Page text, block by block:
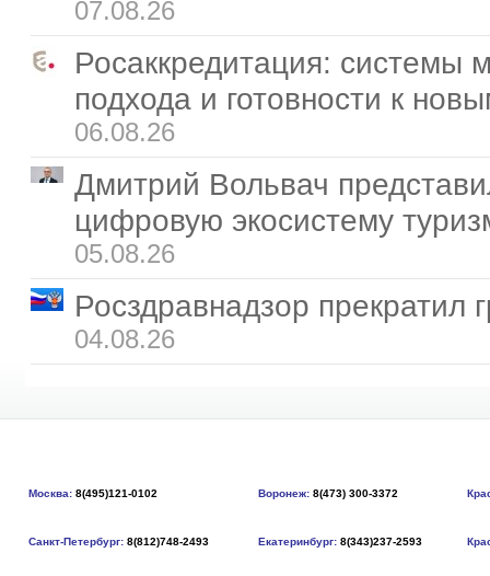
07.08.26
Росаккредитация: системы
подхода и готовности к
06.08.26
Дмитрий Вольвач
цифровую экосистему
05.08.26
Росздравнадзор прекратил
04.08.26
Москва: 8(495)121-0102 Воронеж: 8(473) 300-3372
Санкт-Петербург: 8(812)748-2493 Екатеринбург: 8(343)237-2593